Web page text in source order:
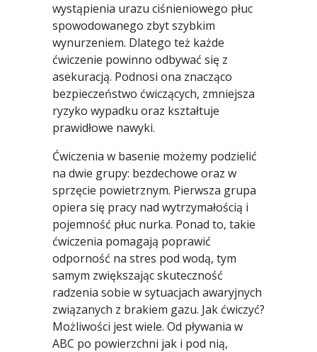
wystąpienia urazu ciśnieniowego płuc
spowodowanego zbyt szybkim
wynurzeniem. Dlatego też każde
ćwiczenie powinno odbywać się z
asekuracją. Podnosi ona znacząco
bezpieczeństwo ćwiczących, zmniejsza
ryzyko wypadku oraz kształtuje
prawidłowe nawyki.
Ćwiczenia w basenie możemy podzielić
na dwie grupy: bezdechowe oraz w
sprzęcie powietrznym. Pierwsza grupa
opiera się pracy nad wytrzymałością i
pojemność płuc nurka. Ponad to, takie
ćwiczenia pomagają poprawić
odporność na stres pod wodą, tym
samym zwiększając skuteczność
radzenia sobie w sytuacjach awaryjnych
związanych z brakiem gazu. Jak ćwiczyć?
Możliwości jest wiele. Od pływania w
ABC po powierzchni jak i pod nią,